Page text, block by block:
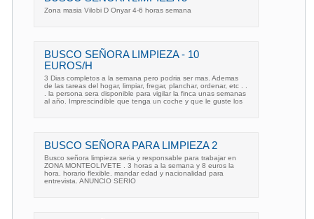
Zona masia Vilobi D Onyar 4-6 horas semana
BUSCO SEÑORA LIMPIEZA - 10
EUROS/H
3 Dias completos a la semana pero podria ser mas. Ademas
de las tareas del hogar, limpiar, fregar, planchar, ordenar, etc . .
. la persona sera disponible para vigilar la finca unas semanas
al año. Imprescindible que tenga un coche y que le guste los
BUSCO SEÑORA PARA LIMPIEZA 2
Busco señora limpieza seria y responsable para trabajar en
ZONA MONTEOLIVETE . 3 horas a la semana y 8 euros la
hora. horario flexible. mandar edad y nacionalidad para
entrevista. ANUNCIO SERIO